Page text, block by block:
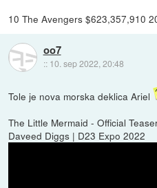
10 The Avengers $623,357,910
oo7
:: 10. sep 2022, 20:48
Tole je nova morska deklica Ariel
The Little Mermaid - Official
Daveed Diggs | D23 Expo 2022